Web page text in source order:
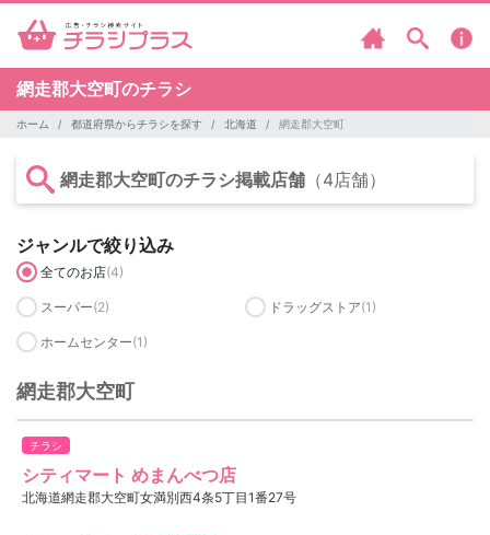
網走郡大空町のチラシ
ホーム 都道府県からチラシを探す 北海道 網走郡大空町
網走郡大空町のチラシ掲載店舗 （4店舗）
ジャンルで絞り込み
全てのお店(4)
スーパー(2) ドラッグストア(1)
ホームセンター(1)
網走郡大空町
チラシ
シティマート めまんべつ店
北海道網走郡大空町女満別西4条5丁目1番27号